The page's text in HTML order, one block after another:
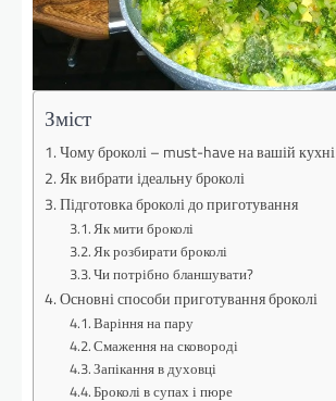
Зміст
Чому броколі – must-have на вашій кухні
Як вибрати ідеальну броколі
Підготовка броколі до приготування
Як мити броколі
Як розбирати броколі
Чи потрібно бланшувати?
Основні способи приготування броколі
Варіння на пару
Смаження на сковороді
Запікання в духовці
Броколі в супах і пюре